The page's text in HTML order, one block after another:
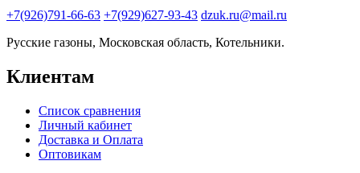
+7(926)791-66-63 +7(929)627-93-43 dzuk.ru@mail.ru
Русские газоны, Московская область, Котельники.
Клиентам
Список сравнения
Личный кабинет
Доставка и Оплата
Оптовикам